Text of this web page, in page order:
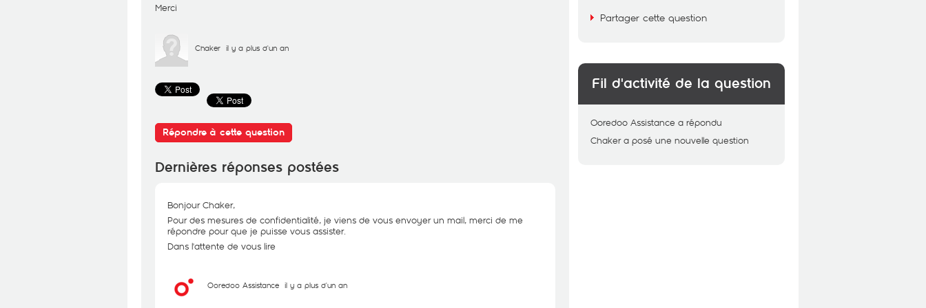
Merci
Chaker il y a plus d'un an
Répondre à cette question
Dernières réponses postées
Bonjour Chaker,
Pour des mesures de confidentialité, je viens de vous envoyer un mail, merci de me
répondre pour que je puisse vous assister.
Dans l'attente de vous lire
Ooredoo Assistance il y a plus d'un an
Partager cette question
Fil d'activité de la question
Ooredoo Assistance a répondu
Chaker a posé une nouvelle question